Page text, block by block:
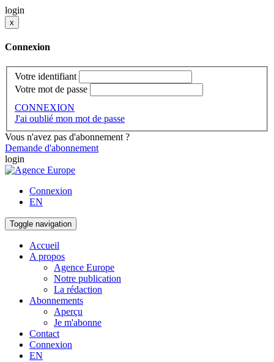
login
x
Connexion
Votre identifiant
Votre mot de passe
CONNEXION
J'ai oublié mon mot de passe
Vous n'avez pas d'abonnement ?
Demande d'abonnement
login
Connexion
EN
Toggle navigation
Accueil
A propos
Agence Europe
Notre publication
La rédaction
Abonnements
Aperçu
Je m'abonne
Contact
Connexion
EN